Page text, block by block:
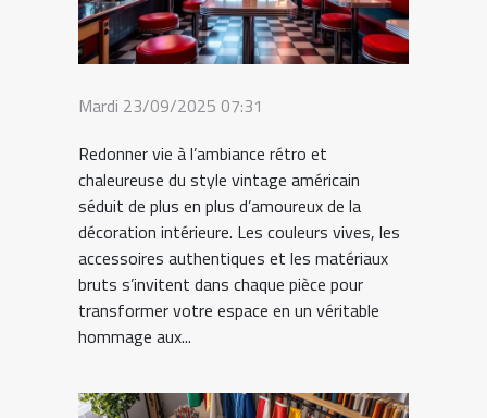
Mardi 23/09/2025 07:31
Redonner vie à l’ambiance rétro et
chaleureuse du style vintage américain
séduit de plus en plus d’amoureux de la
décoration intérieure. Les couleurs vives, les
accessoires authentiques et les matériaux
bruts s’invitent dans chaque pièce pour
transformer votre espace en un véritable
hommage aux...